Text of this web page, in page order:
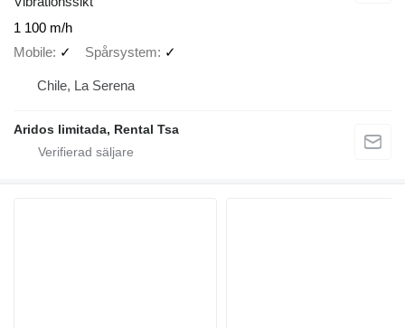
1 100 m/h
Mobile ✓ Spårsystem ✓
Chile, La Serena
Aridos limitada, Rental Tsa